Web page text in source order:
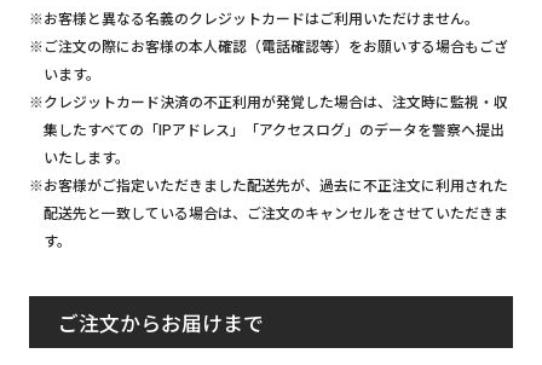
※お客様と異なる名義のクレジットカードはご利用いただけません。
※ご注文の際にお客様の本人確認（電話確認等）をお願いする場合もござ
います。
※クレジットカード決済の不正利用が発覚した場合は、注文時に監視・収
集したすべての「IPアドレス」「アクセスログ」のデータを警察へ提出
いたします。
※お客様がご指定いただきました配送先が、過去に不正注文に利用された
配送先と一致している場合は、ご注文のキャンセルをさせていただきま
す。
ご注文からお届けまで